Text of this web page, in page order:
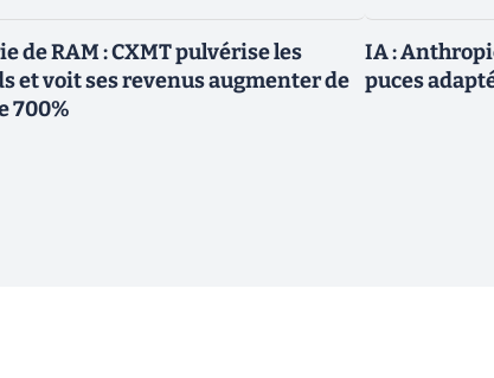
de RAM : CXMT pulvérise les
et voit ses revenus augmenter de
700%
IA :
puces